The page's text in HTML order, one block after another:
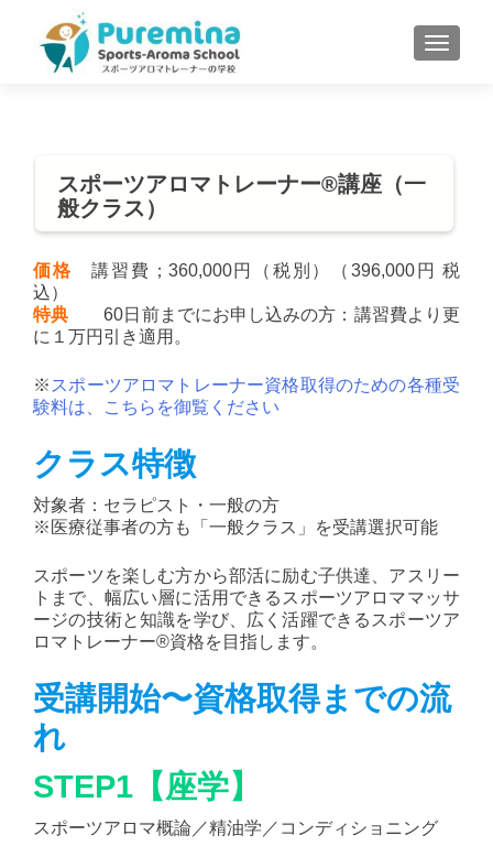
MENU
スポーツアロマトレーナー®講座（一
般クラス）
価格 講習費；360,000円（税別）（396,000円 税
込）
特典 60日前までにお申し込みの方：講習費より更
に１万円引き適用。
※ スポーツアロマトレーナー資格取得のための各種受
験料は、こちらを御覧ください
クラス特徴
対象者：セラピスト・一般の方
※医療従事者の方も「一般クラス」を受講選択可能
スポーツを楽しむ方から部活に励む子供達、アスリー
トまで、幅広い層に活用できるスポーツアロママッサ
ージの技術と知識を学び、広く活躍できるスポーツア
ロマトレーナー®資格を目指します。
受講開始〜資格取得までの流
れ
STEP1【座学】
スポーツアロマ概論／精油学／コンディショニング